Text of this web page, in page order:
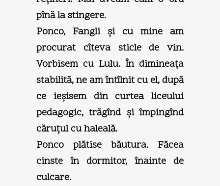
pînă la stingere.
Ponco, Fangli şi cu mine am
procurat cîteva sticle de vin.
Vorbisem cu Lulu. În dimineaţa
stabilită, ne am întîlnit cu el, după
ce ieşisem din curtea liceului
pedagogic, trăgînd şi împingînd
căruţul cu haleală.
Ponco plătise băutura. Făcea
cinste în dormitor, înainte de
culcare.